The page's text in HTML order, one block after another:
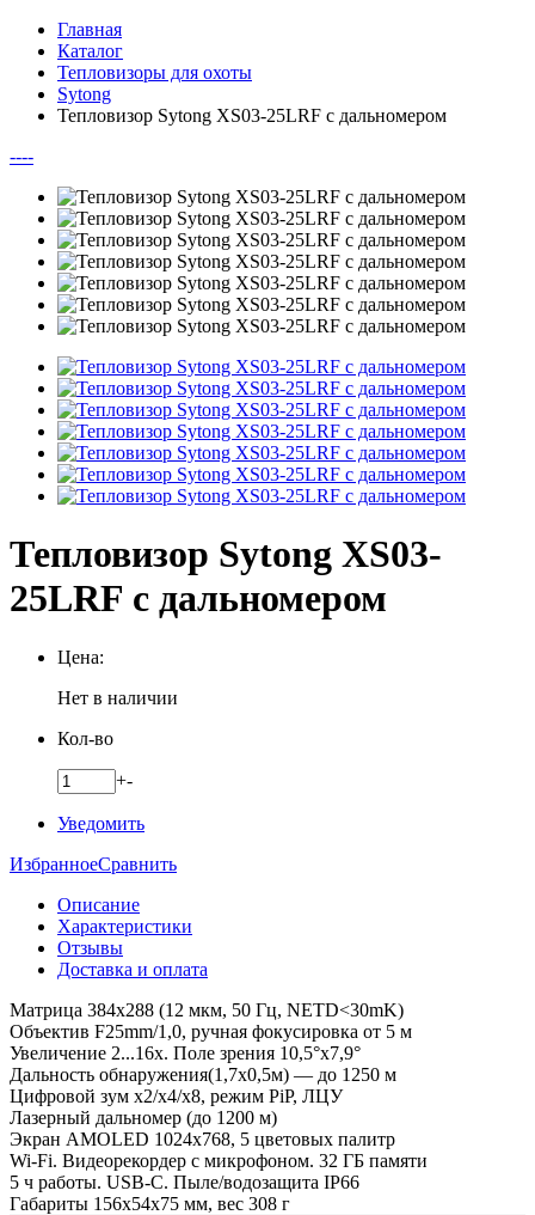
Главная
Каталог
Тепловизоры для охоты
Sytong
Тепловизор Sytong XS03-25LRF с дальномером
----
Тепловизор Sytong XS03-
25LRF с дальномером
Цена:
Нет в наличии
Кол-во
+-
Уведомить
ИзбранноеСравнить
Описание
Характеристики
Отзывы
Доставка и оплата
Матрица 384x288 (12 мкм, 50 Гц, NETD<30mK)
Объектив F25mm/1,0, ручная фокусировка от 5 м
Увеличение 2...16x. Поле зрения 10,5°x7,9°
Дальность обнаружения(1,7x0,5м) — до 1250 м
Цифровой зум x2/x4/x8, режим PiP, ЛЦУ
Лазерный дальномер (до 1200 м)
Экран AMOLED 1024x768, 5 цветовых палитр
Wi-Fi. Видеорекордер с микрофоном. 32 ГБ памяти
5 ч работы. USB-C. Пыле/водозащита IP66
Габариты 156x54x75 мм, вес 308 г